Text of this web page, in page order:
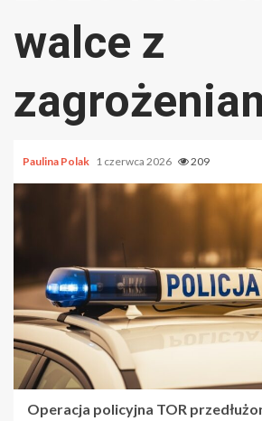
walce z
Paulina Polak 1 czerwca 2026 209
Operacja policyjna TOR